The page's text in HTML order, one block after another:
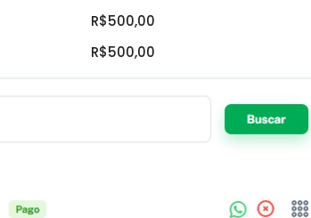
R$500,00
R$500,00